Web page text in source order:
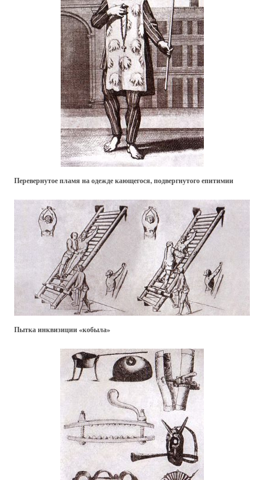
Перевернутое пламя на одежде кающегося, подвергнутого епитимии
Пытка инквизиции «кобыла»